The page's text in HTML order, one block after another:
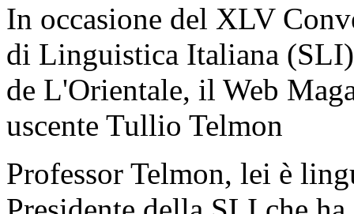
In occasione del XLV
di Linguistica Italiana
de L'Orientale, il Web
uscente Tullio Telmon
Professor Telmon, lei è